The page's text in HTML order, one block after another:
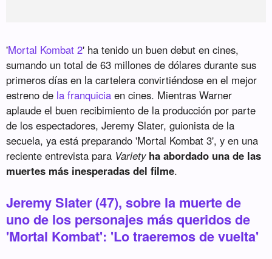
'Mortal Kombat 2' ha tenido un buen debut en cines,
sumando un total de 63 millones de dólares durante sus
primeros días en la cartelera convirtiéndose en el mejor
estreno de la franquicia en cines. Mientras Warner
aplaude el buen recibimiento de la producción por parte
de los espectadores, Jeremy Slater, guionista de la
secuela, ya está preparando 'Mortal Kombat 3', y en una
reciente entrevista para Variety ha abordado una de las
muertes más inesperadas del filme.
Jeremy Slater (47), sobre la muerte de
uno de los personajes más queridos de
'Mortal Kombat': 'Lo traeremos de vuelta'